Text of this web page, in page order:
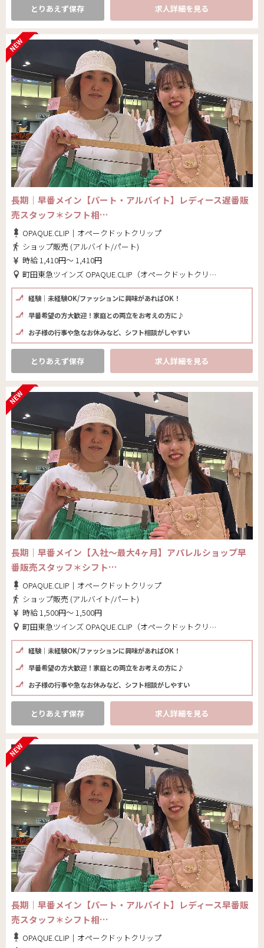
とりあえず保存 求人詳細を見る
長期｜早番メイン【パート・アルバイト】レディース遅番販
売スタッフ＊シフト相…
OPAQUE.CLIP｜オペークドットクリップ
ショップ販売 (アルバイト/パート)
時給 1,410円～ 1,410円
町田東急ツインズ OPAQUE.CLIP（オペークドットクリップ）(東京都 町田市)
経験｜未経験OK/ファッションに興味があればOK！
早番希望の方大歓迎！家庭との両立をお考えの方に♪
お子様の行事や急なお休みなど、シフト相談がしやすい
とりあえず保存 求人詳細を見る
長期｜早番メイン【入社～最大4ヶ月】アパレルショップ早
番販売スタッフ＊シフト…
OPAQUE.CLIP｜オペークドットクリップ
ショップ販売 (アルバイト/パート)
時給 1,500円～ 1,500円
町田東急ツインズ OPAQUE.CLIP（オペークドットクリップ）(東京都 町田市)
経験｜未経験OK/ファッションに興味があればOK！
早番希望の方大歓迎！家庭との両立をお考えの方に♪
お子様の行事や急なお休みなど、シフト相談がしやすい
とりあえず保存 求人詳細を見る
長期｜早番メイン【パート・アルバイト】レディース早番販
売スタッフ＊シフト相…
OPAQUE.CLIP｜オペークドットクリップ